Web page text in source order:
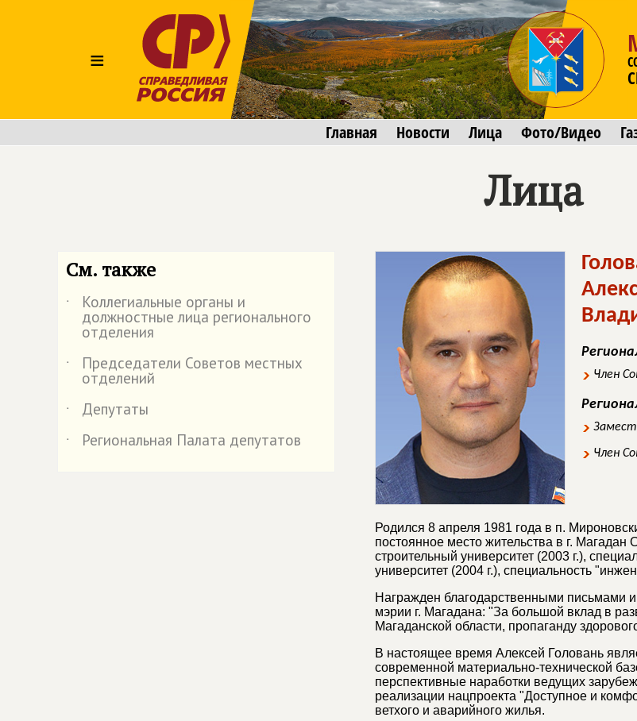
≡
Главная Новости Лица Фото/Видео
Лица
См. также
˙ Коллегиальные органы и
должностные лица регионального
отделения
˙
Председатели Советов местных
отделений
˙
Депутаты
˙
Региональная Палата депутатов
Член
Член
Родился 8 апреля 1981 года в п.
постоянное место жительства в г.
строительный университет (2003 г.),
университет (2004 г.), специальность
Награжден благодарственными письмами
мэрии г. Магадана: "За большой вклад в
Магаданской области, пропаганду
В настоящее время Алексей Головань
современной материально-технической
перспективные наработки ведущих
реализации нацпроекта "Доступное и
ветхого и аварийного жилья.